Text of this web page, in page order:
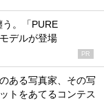
う。「PURE
デルが登場
PR
ある写真家、その写
トをあてるコンテス